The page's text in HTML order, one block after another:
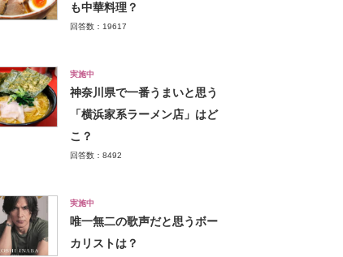
も中華料理？
回答数：19617
実施中
神奈川県で一番うまいと思う
「横浜家系ラーメン店」はど
こ？
回答数：8492
実施中
唯一無二の歌声だと思うボー
カリストは？